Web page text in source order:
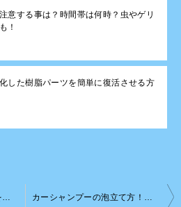
意する事は？時間帯は何時？虫やゲリ
！
した樹脂パーツを簡単に復活させる方
車の洗車で簡単にワックスをかける方法！面倒くさい時に最適！ カーシャンプーの泡立て方！泡立てる理由と注意点は？